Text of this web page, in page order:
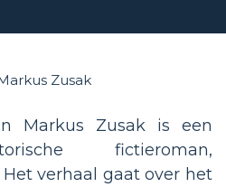
Markus Zusak is een
fictieroman,
verhaal gaat over het